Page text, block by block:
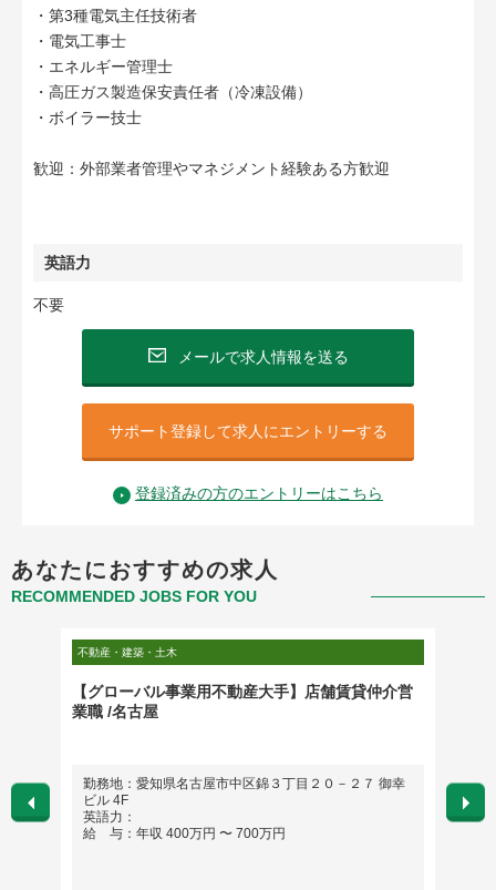
・第3種電気主任技術者
・電気工事士
・エネルギー管理士
・高圧ガス製造保安責任者（冷凍設備）
・ボイラー技士
歓迎：外部業者管理やマネジメント経験ある方歓迎
英語力
不要
メールで求人情報を送る
サポート登録して求人にエントリーする
登録済みの方のエントリーはこちら
あなたにおすすめの求人
RECOMMENDED JOBS FOR YOU
配属
不動産・建築・土木
【グローバル事業用不動産大手】店舗賃貸仲介営
業職 /名古屋
勤務地：愛知県名古屋市中区錦３丁目２０－２７ 御幸
ビル 4F
英語力：
給 与：年収 400万円 〜 700万円
勤務
英語
給